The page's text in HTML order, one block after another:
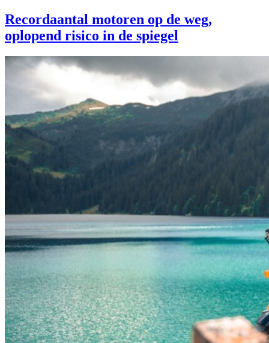
Recordaantal motoren op de weg,
oplopend risico in de spiegel